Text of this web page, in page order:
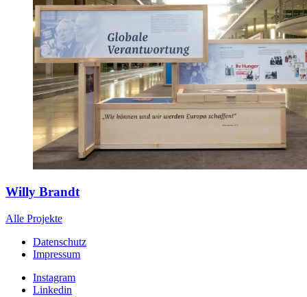
Willy Brandt
Alle Projekte
Datenschutz
Impressum
Instagram
Linkedin